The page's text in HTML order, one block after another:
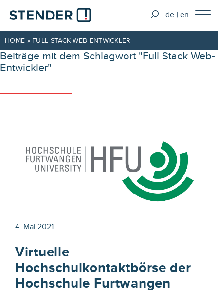
de en
HOME » FULL STACK WEB-ENTWICKLER
Beiträge mit dem Schlagwort "Full Stack Web-
Entwickler"
4. Mai 2021
Virtuelle
Hochschulkontaktbörse der
Hochschule Furtwangen